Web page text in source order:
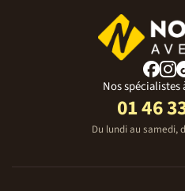
Nos
01 46
Du lundi au samedi,